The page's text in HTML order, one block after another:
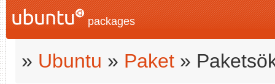
packages
» Ubuntu » Paket »